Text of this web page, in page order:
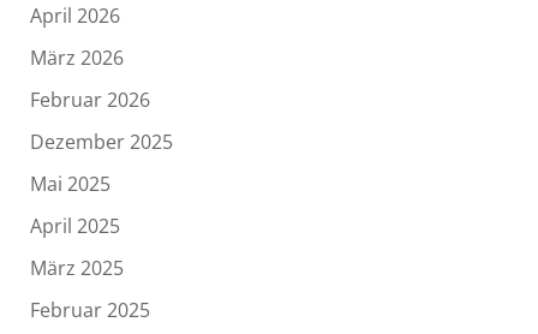
April 2026
März 2026
Februar 2026
Dezember 2025
Mai 2025
April 2025
März 2025
Februar 2025